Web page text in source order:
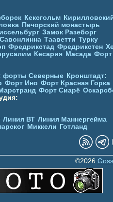
Кексгольм
Печорcкий монастырь
Замок Разеборг
Савонлинна Тааветти Турку
Фредрикстад Фредрикстен
Кесария Масада Форт
форты Северные Кронштадт:
Форт Ино Форт Красная Горка
Форт Сиарё
Линия ВТ Линия Маннергейма
Миккели
Готланд
©2026